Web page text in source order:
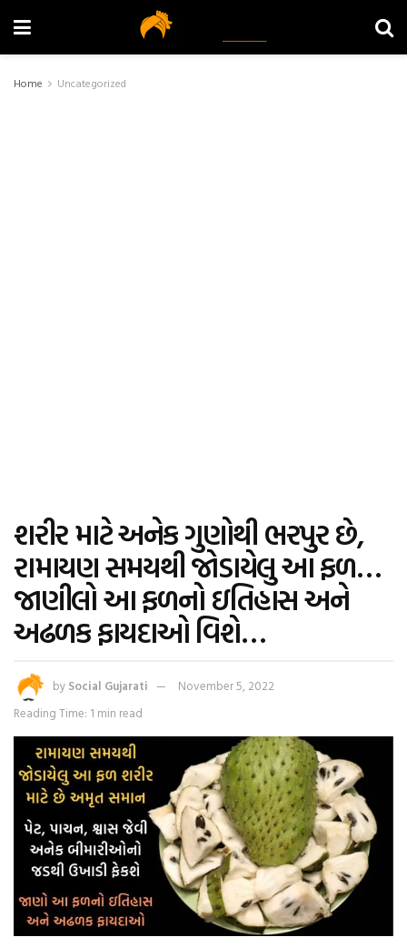
Home Uncategorized
શરીર માટે અનેક ગુણોથી ભરપુર છે,
રામાયણ સમયથી જોડાયેલુ આ ફળ…
જાણીલો આ ફળનો ઇતિહાસ અને
અઢળક ફાયદાઓ વિશે…
by Social Gujarati
November 5, 2022
Reading Time: 1 min read